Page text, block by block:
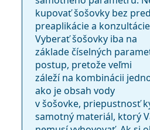
kupovať šošovky bez
preaplikácie a
Vyberať šošovky iba na
základe číselných
postup, pretože veľmi
záleží na kombinácii
ako je obsah vody
v šošovke, priepustnosť
samotný materiál, ktorý